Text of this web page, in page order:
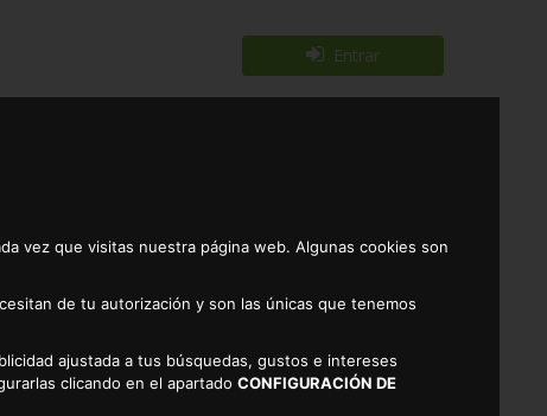
vez que visitas nuestra página web. Algunas cookies son
de tu autorización y son las únicas que tenemos
ajustada a tus búsquedas, gustos e intereses
clicando en el apartadoCONFIGURACIÓN DE
Entrar